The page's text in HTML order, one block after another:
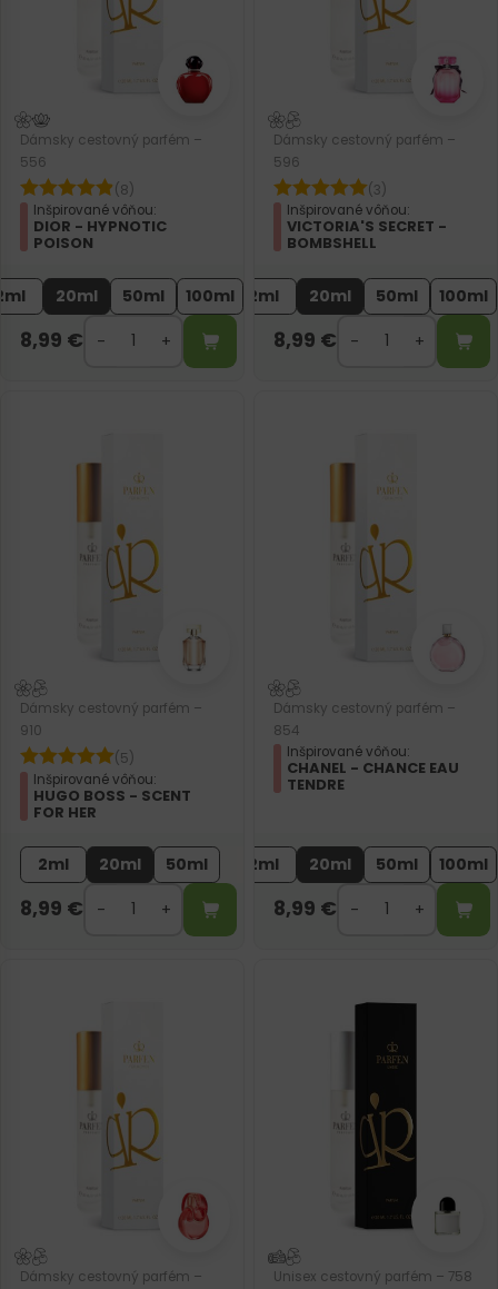
Dámsky cestovný parfém –
556
(8)
Inšpirované vôňou:
DIOR - HYPNOTIC
POISON
20ml 50ml 100ml
8,99 €
Dámsky cestovný parfém –
596
(3)
Inšpirované vôňou:
VICTORIA'S SECRET -
BOMBSHELL
2ml 20ml 50ml 100ml
8,99 €
Dámsky cestovný parfém –
910
(5)
Inšpirované vôňou:
HUGO BOSS - SCENT
FOR HER
2ml 20ml 50ml
8,99 €
Dámsky cestovný parfém –
854
Inšpirované vôňou:
CHANEL - CHANCE EAU
TENDRE
2ml 20ml 50ml 100ml
8,99 €
Dámsky cestovný parfém –
Unisex cestovný parfém – 758